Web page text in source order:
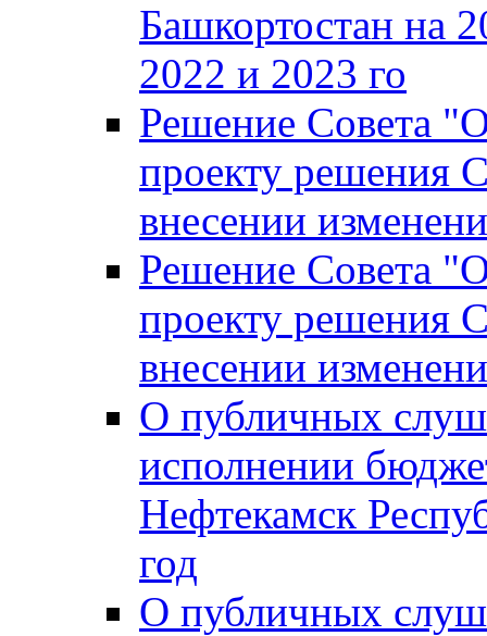
Башкортостан на
2022 и 2023 го
Решение Совета
проекту решения
внесении
Решение Совета
проекту решения
внесении
О публичных
исполнении
Нефтекамск
год
О публичных